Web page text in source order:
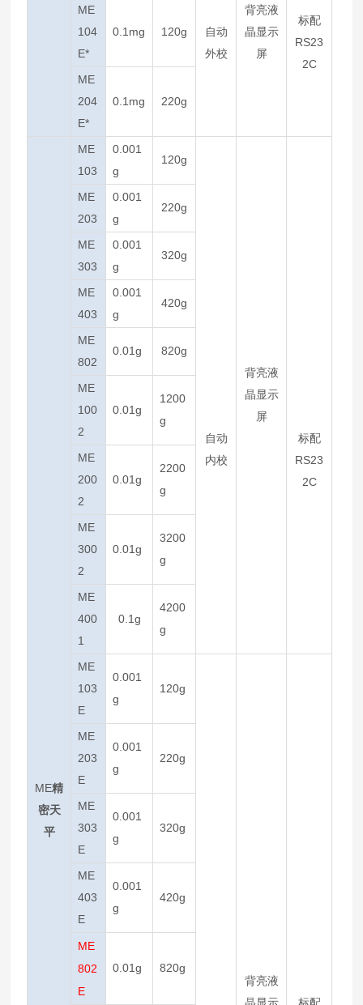
自动
外校
背亮液
晶显示
屏
标配
RS23
2C
ME
104
E*
0.1mg 120g
ME
204
E*
0.1mg 220g
ME精
密天
平
ME
103
0.001
g
120g
自动
内校
背亮液
晶显示
屏
标配
RS23
2C
ME
203
0.001
g
220g
ME
303
0.001
g
320g
ME
403
0.001
g
420g
ME
802
0.01g 820g
ME
100
2
0.01g
1200
g
ME
200
2
0.01g
2200
g
ME
300
2
0.01g
3200
g
ME
400
1
0.1g
4200
g
ME
103
E
0.001
g
120g
背亮液
晶显示
标配
ME
203
E
0.001
g
220g
ME
303
E
0.001
g
320g
ME
403
E
0.001
g
420g
ME
802
E
0.01g 820g